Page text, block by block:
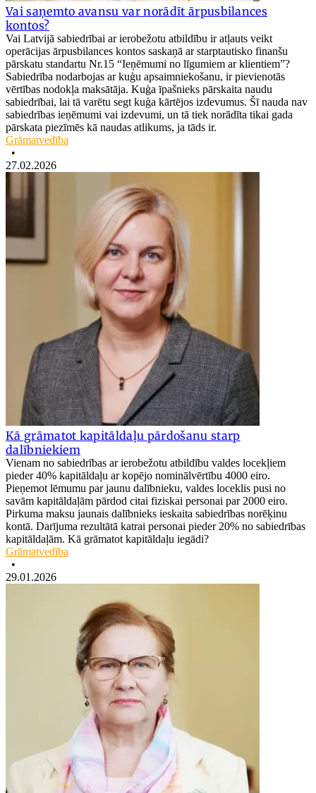
Vai saņemto avansu var norādīt ārpusbilances
kontos?
Vai Latvijā sabiedrībai ar ierobežotu atbildību ir atļauts veikt
operācijas ārpusbilances kontos saskaņā ar starptautisko finanšu
pārskatu standartu Nr.15 “Ieņēmumi no līgumiem ar klientiem”?
Sabiedrība nodarbojas ar kuģu apsaimniekošanu, ir pievienotās
vērtības nodokļa maksātāja. Kuģa īpašnieks pārskaita naudu
sabiedrībai, lai tā varētu segt kuģa kārtējos izdevumus. Šī nauda nav
sabiedrības ieņēmumi vai izdevumi, un tā tiek norādīta tikai gada
pārskata piezīmēs kā naudas atlikums, ja tāds ir.
Grāmatvedība
•
27.02.2026
Kā grāmatot kapitāldaļu pārdošanu starp
dalībniekiem
Vienam no sabiedrības ar ierobežotu atbildību valdes locekļiem
pieder 40% kapitāldaļu ar kopējo nominālvērtību 4000 eiro.
Pieņemot lēmumu par jaunu dalībnieku, valdes loceklis pusi no
savām kapitāldaļām pārdod citai fiziskai personai par 2000 eiro.
Pirkuma maksu jaunais dalībnieks ieskaita sabiedrības norēķinu
kontā. Darījuma rezultātā katrai personai pieder 20% no sabiedrības
kapitāldaļām. Kā grāmatot kapitāldaļu iegādi?
Grāmatvedība
•
29.01.2026